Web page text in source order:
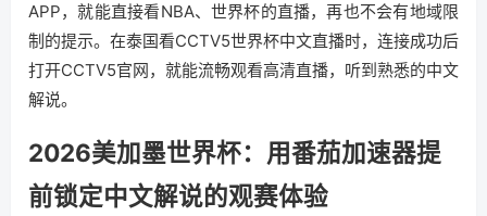
APP，就能直接看NBA、世界杯的直播，再也不会有地域限
制的提示。在泰国看CCTV5世界杯中文直播时，连接成功后
打开CCTV5官网，就能流畅观看高清直播，听到熟悉的中文
解说。
2026美加墨世界杯：用番茄加速器提
前锁定中文解说的观赛体验